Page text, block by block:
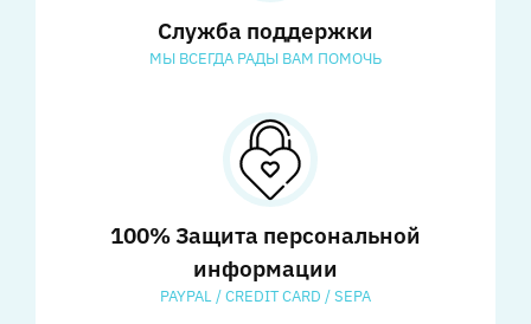
Служба поддержки
МЫ ВСЕГДА РАДЫ ВАМ ПОМОЧЬ
100% Защита персональной
информации
PAYPAL / CREDIT CARD / SEPA